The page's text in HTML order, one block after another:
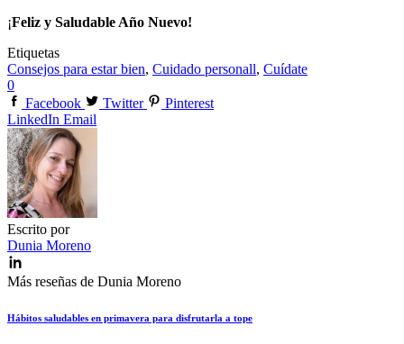
¡Feliz y Saludable Año Nuevo!
Etiquetas
Consejos para estar bien, Cuidado personall, Cuídate
0
Facebook
Twitter
Pinterest
LinkedIn Email
Escrito por
Dunia Moreno
Más reseñas de Dunia Moreno
Hábitos saludables en primavera para disfrutarla a tope